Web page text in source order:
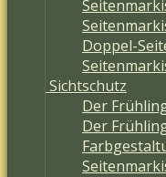
Doppel-
Sichtschutz
Der
Der